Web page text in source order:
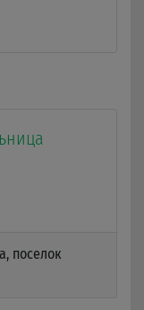
панические
поселок